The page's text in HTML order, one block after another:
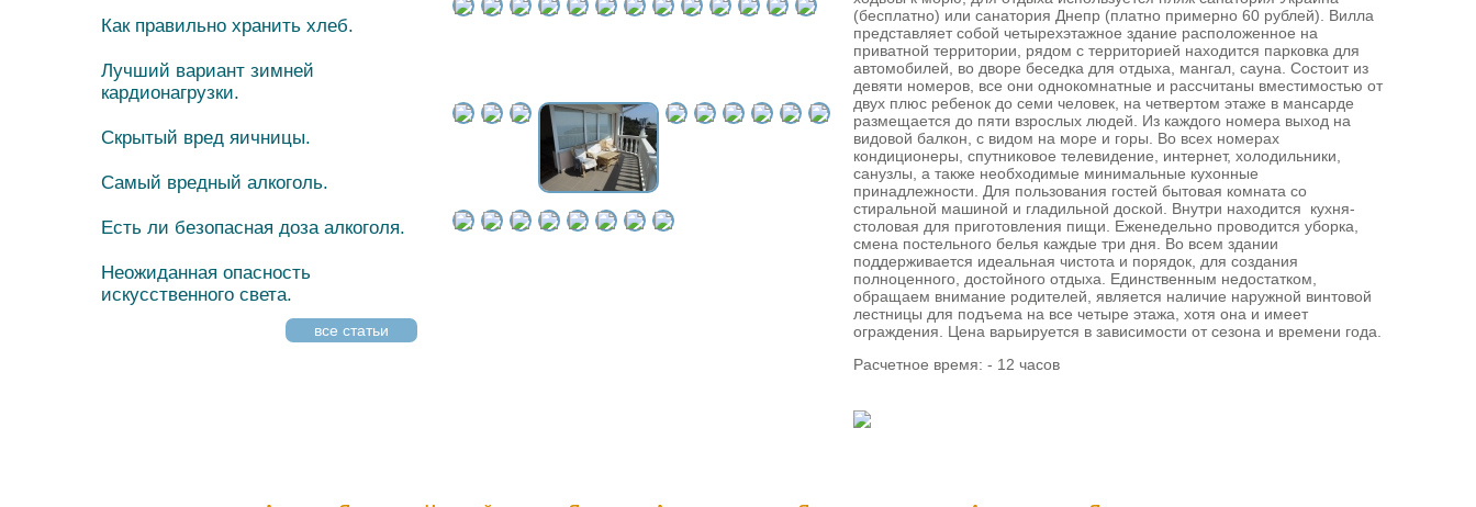
Как правильно хранить хлеб.
Лучший вариант зимней
кардионагрузки.
Скрытый вред яичницы.
Самый вредный алкоголь.
Есть ли безопасная доза алкоголя.
Неожиданная опасность
искусственного света.
все статьи
(бесплатно) или санатория Днепр (платно примерно 60 рублей). Вилла
представляет собой четырехэтажное здание расположенное на
приватной территории, рядом с территорией находится парковка для
автомобилей, во дворе беседка для отдыха, мангал, сауна. Состоит из
девяти номеров, все они однокомнатные и рассчитаны вместимостью от
двух плюс ребенок до семи человек, на четвертом этаже в мансарде
размещается до пяти взрослых людей. Из каждого номера выход на
видовой балкон, с видом на море и горы. Во всех номерах
кондиционеры, спутниковое телевидение, интернет, холодильники,
санузлы, а также необходимые минимальные кухонные
принадлежности. Для пользования гостей бытовая комната со
стиральной машиной и гладильной доской. Внутри находится кухня-
столовая для приготовления пищи. Еженедельно проводится уборка,
смена постельного белья каждые три дня. Во всем здании
поддерживается идеальная чистота и порядок, для создания
полноценного, достойного отдыха. Единственным недостатком,
обращаем внимание родителей, является наличие наружной винтовой
лестницы для подъема на все четыре этажа, хотя она и имеет
ограждения. Цена варьируется в зависимости от сезона и времени года.
Расчетное время: - 12 часов